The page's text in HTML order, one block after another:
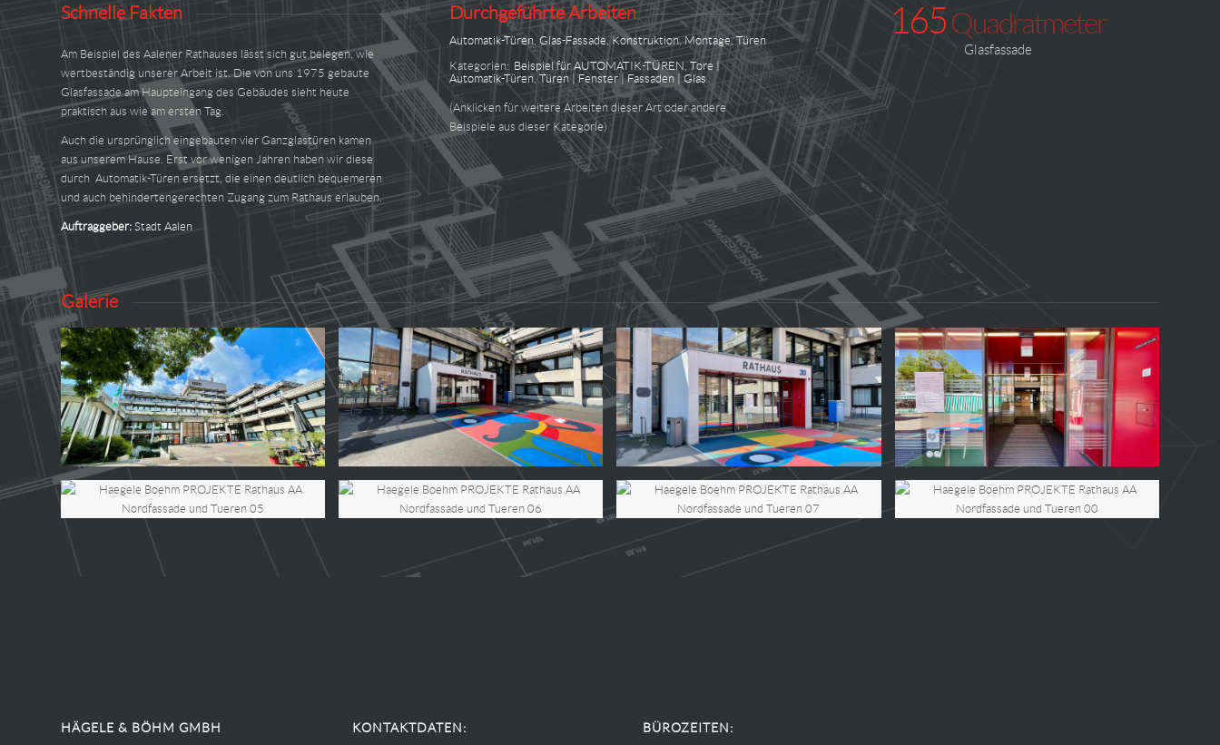
Schnelle Fakten
Am Beispiel des Aalener Rathauses lässt sich gut belegen, wie
wertbeständig unserer Arbeit ist. Die von uns 1975 gebaute
Glasfassade am Haupteingang des Gebäudes sieht heute
praktisch aus wie am ersten Tag.
Auch die ursprünglich eingebauten vier Ganzglastüren kamen
aus unserem Hause. Erst vor wenigen Jahren haben wir diese
durch Automatik-Türen ersetzt, die einen deutlich bequemeren
und auch behindertengerechten Zugang zum Rathaus erlauben.
Auftraggeber: Stadt Aalen
Durchgeführte Arbeiten
Automatik-Türen, Glas-Fassade,Konstruktion,Montage,Türen
Kategorien: Beispiel für AUTOMATIK-TÜREN Tore |
Automatik-Türen, Türen | Fenster | Fassaden | Glas
(Anklicken für weitere Arbeiten dieser Art oder andere
Beispiele aus dieser Kategorie)
165Quadratmeter
Glasfassade
Galerie
HÄGELE & BÖHM GMBH KONTAKTDATEN: BÜROZEITEN: